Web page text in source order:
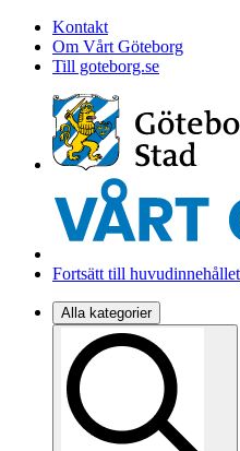
Kontakt
Om Vårt Göteborg
Till goteborg.se
Fortsätt till huvudinnehållet
Alla kategorier